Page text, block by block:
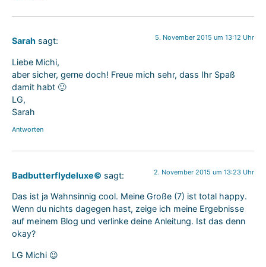
Sarah sagt: 5. November 2015 um 13:12 Uhr
Liebe Michi,
aber sicher, gerne doch! Freue mich sehr, dass Ihr Spaß
damit habt 🙂
LG,
Sarah
Antworten
Badbutterflydeluxe© sagt: 2. November 2015 um 13:23 Uhr
Das ist ja Wahnsinnig cool. Meine Große (7) ist total happy.
Wenn du nichts dagegen hast, zeige ich meine Ergebnisse
auf meinem Blog und verlinke deine Anleitung. Ist das denn
okay?
LG Michi 😉